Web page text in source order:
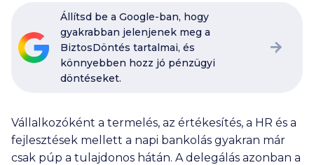
Állítsd be a Google-ban, hogy
gyakrabban jelenjenek meg a
BiztosDöntés tartalmai, és
könnyebben hozz jó pénzügyi
döntéseket.
Vállalkozóként a termelés, az értékesítés, a HR és a
fejlesztések mellett a napi bankolás gyakran már
csak púp a tulajdonos hátán. A delegálás azonban a